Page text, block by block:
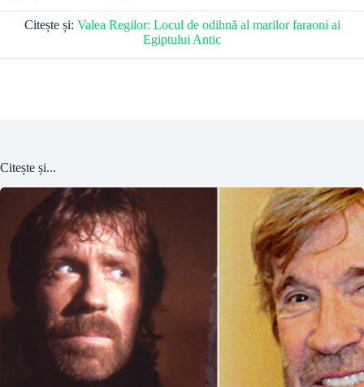
Citește și: Valea Regilor: Locul de odihnă al marilor faraoni ai
Egiptului Antic
Citește și...